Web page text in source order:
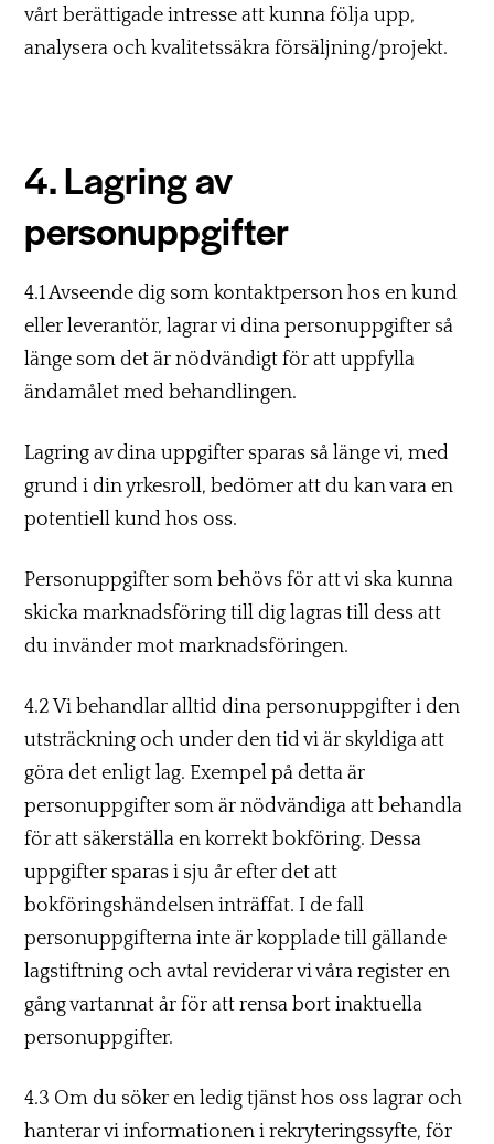
vårt berättigade intresse att kunna följa upp,
analysera och kvalitetssäkra försäljning/projekt.
4. Lagring av
personuppgifter
4.1 Avseende dig som kontaktperson hos en kund
eller leverantör, lagrar vi dina personuppgifter så
länge som det är nödvändigt för att uppfylla
ändamålet med behandlingen.
Lagring av dina uppgifter sparas så länge vi, med
grund i din yrkesroll, bedömer att du kan vara en
potentiell kund hos oss.
Personuppgifter som behövs för att vi ska kunna
skicka marknadsföring till dig lagras till dess att
du invänder mot marknadsföringen.
4.2 Vi behandlar alltid dina personuppgifter i den
utsträckning och under den tid vi är skyldiga att
göra det enligt lag. Exempel på detta är
personuppgifter som är nödvändiga att behandla
för att säkerställa en korrekt bokföring. Dessa
uppgifter sparas i sju år efter det att
bokföringshändelsen inträffat. I de fall
personuppgifterna inte är kopplade till gällande
lagstiftning och avtal reviderar vi våra register en
gång vartannat år för att rensa bort inaktuella
personuppgifter.
4.3 Om du söker en ledig tjänst hos oss lagrar och
hanterar vi informationen i rekryteringssyfte, för